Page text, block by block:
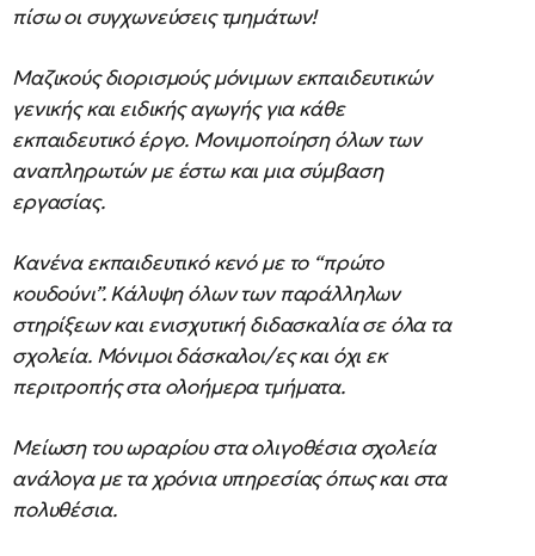
πίσω οι συγχωνεύσεις τμημάτων!
Μαζικούς διορισμούς μόνιμων εκπαιδευτικών
γενικής και ειδικής αγωγής για κάθε
εκπαιδευτικό έργο. Μονιμοποίηση όλων των
αναπληρωτών με έστω και μια σύμβαση
εργασίας.
Κανένα εκπαιδευτικό κενό με το “πρώτο
κουδούνι”. Κάλυψη όλων των παράλληλων
στηρίξεων και ενισχυτική διδασκαλία σε όλα τα
σχολεία. Μόνιμοι δάσκαλοι/ες και όχι εκ
περιτροπής στα ολοήμερα τμήματα.
Μείωση του ωραρίου στα ολιγοθέσια σχολεία
ανάλογα με τα χρόνια υπηρεσίας όπως και στα
πολυθέσια.